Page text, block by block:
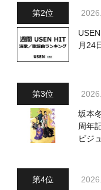
月24
坂本
周年
ビジ